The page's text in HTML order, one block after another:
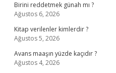
Birini reddetmek günah mı ?
Ağustos 6, 2026
Kitap verilenler kimlerdir ?
Ağustos 5, 2026
Avans maaşın yüzde kaçıdır ?
Ağustos 4, 2026